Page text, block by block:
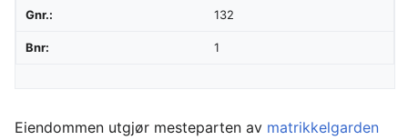
Gnr.: 132
Bnr: 1
Eiendommen utgjør mesteparten av matrikkelgarden